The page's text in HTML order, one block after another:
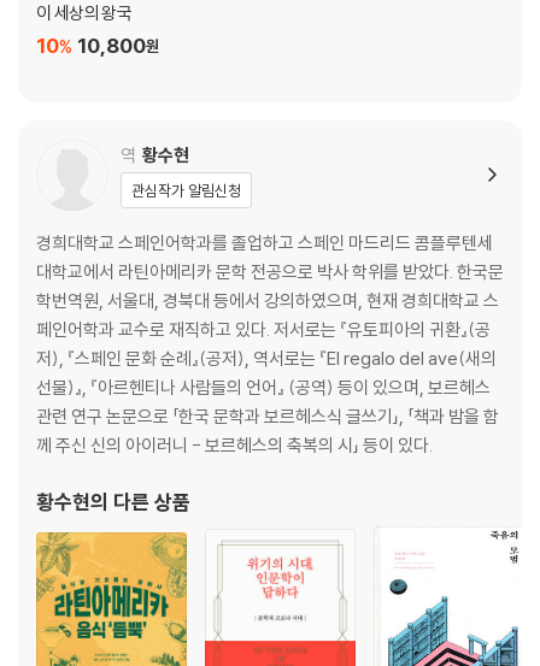
이 세상의 왕국
10,800원
10%
역 황수현
관심작가 알림신청
경희대학교 스페인어학과를 졸업하고 스페인 마드리드 콤플루텐세
대학교에서 라틴아메리카 문학 전공으로 박사 학위를 받았다. 한국문
학번역원, 서울대, 경북대 등에서 강의하였으며, 현재 경희대학교 스
페인어학과 교수로 재직하고 있다. 저서로는 『유토피아의 귀환』(공
저), 『스페인 문화 순례』(공저), 역서로는 『El regalo del ave(새의
선물)』, 『아르헨티나 사람들의 언어』 (공역) 등이 있으며, 보르헤스
관련 연구 논문으로 「한국 문학과 보르헤스식 글쓰기」, 「책과 밤을 함
께 주신 신의 아이러니 - 보르헤스의 축복의 시」 등이 있다.
황수현의 다른 상품